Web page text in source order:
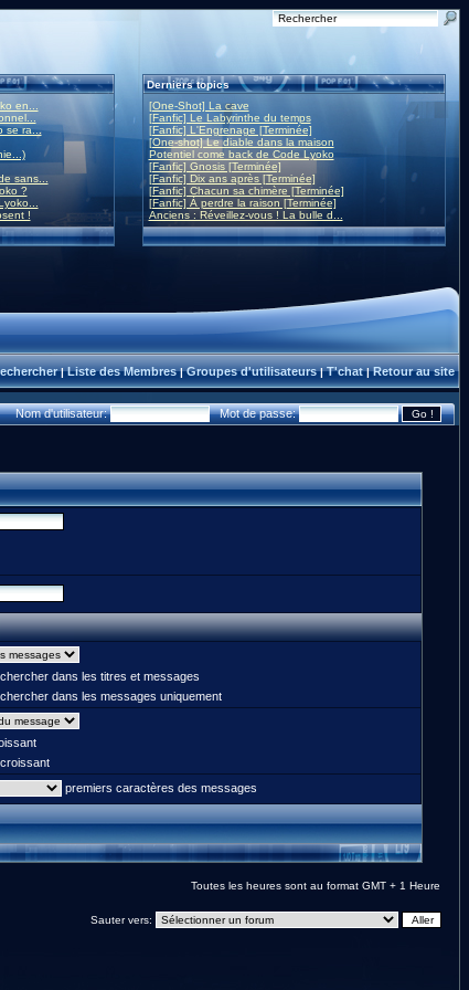
en...
se ra...
sans...
?
!
Derniers topics
[One-Shot] La cave
[Fanfic] Le Labyrinthe du temps
[Fanfic] L'Engrenage [Terminée]
[One-shot] Le diable dans la maison
Potentiel come back de Code Lyoko
[Fanfic] Gnosis [Terminée]
[Fanfic] Dix ans après [Terminée]
[Fanfic] Chacun sa chimère [Terminée]
[Fanfic] À perdre la raison [Terminée]
Anciens : Réveillez-vous ! La bulle d...
|Liste des Membres|Groupes d'utilisateurs|T'chat|Retour au site
Nom d'utilisateur: Mot de passe:
dans les titres et messages
dans les messages uniquement
premiers caractères des messages
Toutes les heures sont au format GMT + 1 Heure
Sauter vers: